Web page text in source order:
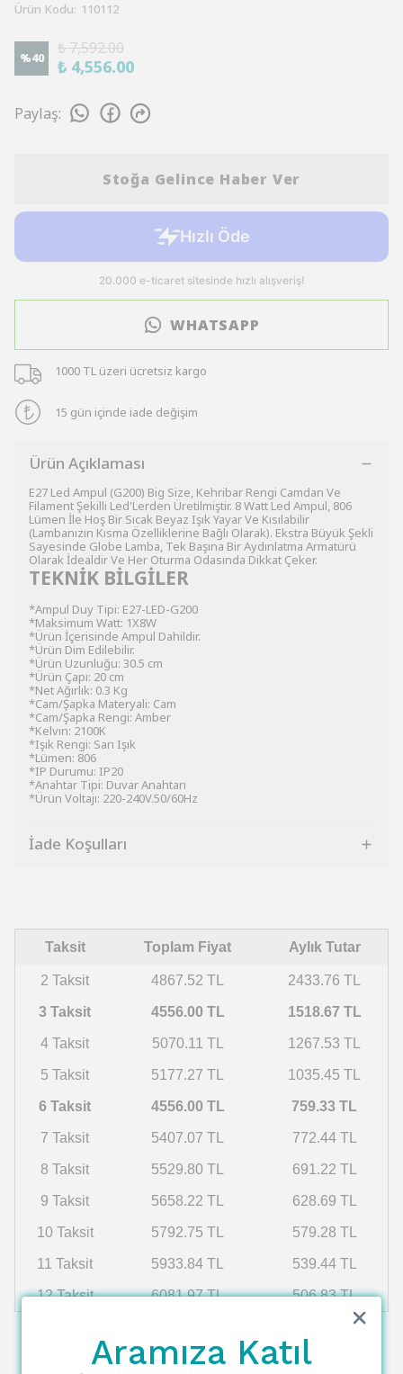
Ürün Kodu: 110112
%40
₺ 7,592.00
₺ 4,556.00
Paylaş:
Stoğa Gelince Haber Ver
WHATSAPP
1000 TL üzeri ücretsiz kargo
15 gün içinde iade değişim
Ürün Açıklaması
E27 Led Ampul (G200) Big Size, Kehribar Rengi Camdan Ve
Filament Şekilli Led'Lerden Üretilmiştir. 8 Watt Led Ampul, 806
Lümen İle Hoş Bir Sıcak Beyaz Işık Yayar Ve Kısılabilir
(Lambanızın Kısma Özelliklerine Bağlı Olarak). Ekstra Büyük Şekli
Sayesinde Globe Lamba, Tek Başına Bir Aydınlatma Armatürü
Olarak İdealdir Ve Her Oturma Odasında Dikkat Çeker.
TEKNİK BİLGİLER
*Ampul Duy Tipi: E27-LED-G200
*Maksimum Watt: 1X8W
*Ürün İçerisinde Ampul Dahildir.
*Ürün Dim Edilebilir.
*Ürün Uzunluğu: 30.5 cm
*Ürün Çapı: 20 cm
*Net Ağırlık: 0.3 Kg
*Cam/Şapka Materyali: Cam
*Cam/Şapka Rengi: Amber
*Kelvın: 2100K
*Işık Rengi: Sarı Işık
*Lümen: 806
*IP Durumu: IP20
*Anahtar Tipi: Duvar Anahtarı
*Ürün Voltajı: 220-240V.50/60Hz
İade Koşulları
Taksit Toplam Fiyat Aylık Tutar
2 Taksit 4867.52 TL 2433.76 TL
3 Taksit 4556.00 TL 1518.67 TL
4 Taksit 5070.11 TL 1267.53 TL
5 Taksit 5177.27 TL 1035.45 TL
6 Taksit 4556.00 TL 759.33 TL
7 Taksit 5407.07 TL 772.44 TL
8 Taksit 5529.80 TL 691.22 TL
9 Taksit 5658.22 TL 628.69 TL
10 Taksit 5792.75 TL 579.28 TL
11 Taksit 5933.84 TL 539.44 TL
12 Taksit 6081.97 TL 506.83 TL
Aramıza Katıl